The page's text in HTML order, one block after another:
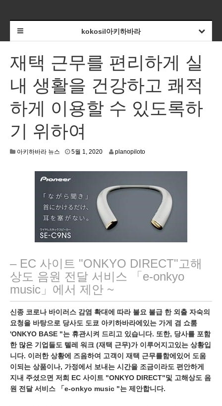
kokosil아키하바라
재택 근무를 편리하게 실
내 생활을 건강하고 쾌적
하게 이용할 수 있도록하
기 위하여
아키하바라 뉴스 5월 1, 20204
2
0
planopiloto
– EC 사이트 "ONKYO DIRECT"고해
상도 음원 전달 서비스 「e-onkyo
music」에서 제안 ~
신종 코로나 바이러스 감염 확대에 따라 불요 불급 한 외출 자숙의
요청을 바탕으로 당사도 도쿄 아키하바라에있는 가게 겸 쇼룸
'ONKYO BASE "는 휴관시켜 드리고 있습니다. 또한, 당사를 포함
한 많은 기업들도 텔레 워크 (재택 근무)가 이루어지고있는 상황입
니다. 이러한 상황에 즈음하여 고객이 재택 근무를함에있어 도움
이되는 상품이나, 가정에서 보내는 시간을 조금이라도 편안하게
지내 주셨으면 저희 EC 사이트 "ONKYO DIRECT"및 고해상도 음
원 전달 서비스 「e-onkyo music "는 제안합니다.